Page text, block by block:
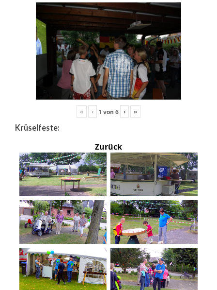
« ‹ 1 von 6 › »
Krüselfeste:
Zurück